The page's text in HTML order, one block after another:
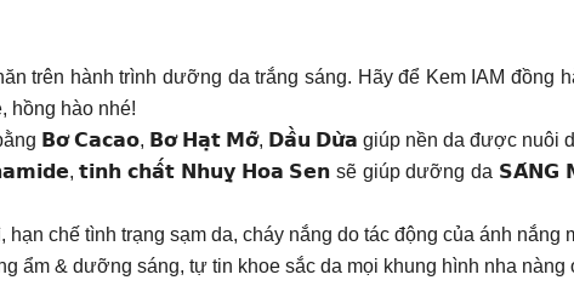
trên hành trình dưỡng da trắng sáng. Hãy để Kem IAM đồng
hồng hào nhé!
𝗕𝗼̛ 𝗖𝗮𝗰𝗮𝗼, 𝗕𝗼̛ 𝗛𝗮̣𝘁 𝗠𝗼̛̃, 𝗗𝗮̂̀𝘂 𝗗𝘂̛̀𝗮 giúp nền da được nuôi
𝘁𝗶𝗻𝗵 𝗰𝗵𝗮̂́𝘁 𝗡𝗵𝘂𝘆̣ 𝗛𝗼𝗮 𝗦𝗲𝗻 sẽ giúp dưỡng da
hạn chế tình trạng sạm da, cháy nắng do tác động của ánh nắng
ẩm & dưỡng sáng, tự tin khoe sắc da mọi khung hình nha nàng